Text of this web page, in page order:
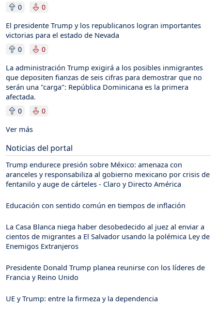
0 0
El presidente Trump y los republicanos logran importantes
victorias para el estado de Nevada
0 0
La administración Trump exigirá a los posibles inmigrantes
que depositen fianzas de seis cifras para demostrar que no
serán una "carga": República Dominicana es la primera
afectada.
0 0
Ver más
Noticias del portal
Trump endurece presión sobre México: amenaza con
aranceles y responsabiliza al gobierno mexicano por crisis de
fentanilo y auge de cárteles - Claro y Directo América
Educación con sentido común en tiempos de inflación
La Casa Blanca niega haber desobedecido al juez al enviar a
cientos de migrantes a El Salvador usando la polémica Ley de
Enemigos Extranjeros
Presidente Donald Trump planea reunirse con los líderes de
Francia y Reino Unido
UE y Trump: entre la firmeza y la dependencia